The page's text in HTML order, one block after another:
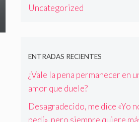
Uncategorized
ENTRADAS RECIENTES
¿Vale la pena permanecer en
amor que duele?
Desagradecido, me dice «Yo
pedí», pero siempre quiere